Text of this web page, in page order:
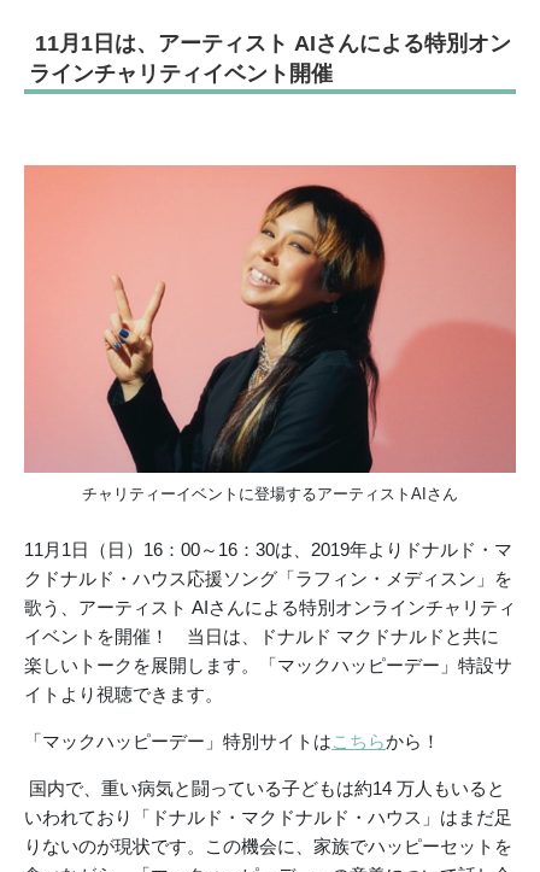
11月1日は、アーティスト AIさんによる特別オン
ラインチャリティイベント開催
チャリティーイベントに登場するアーティストAIさん
11月1日（日）16：00～16：30は、2019年よりドナルド・マ
クドナルド・ハウス応援ソング「ラフィン・メディスン」を
歌う、アーティスト AIさんによる特別オンラインチャリティ
イベントを開催！ 当日は、ドナルド マクドナルドと共に
楽しいトークを展開します。「マックハッピーデー」特設サ
イトより視聴できます。
「マックハッピーデー」特別サイトはこちらから！
国内で、重い病気と闘っている子どもは約14 万人もいると
いわれており「ドナルド・マクドナルド・ハウス」はまだ足
りないのが現状です。この機会に、家族でハッピーセットを